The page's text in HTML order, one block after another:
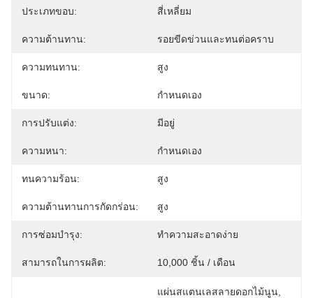
ประเภทขอบ: สี่เหลี่ยม
ความต้านทาน: รอยขีดข่วนและทนต่อคราบ
ความทนทาน: สูง
ขนาด: กำหนดเอง
การปรับแต่ง: มีอยู่
ความหนา: กำหนดเอง
ทนความร้อน: สูง
ความต้านทานการกัดกร่อน: สูง
การซ่อมบำรุง: ทำความสะอาดง่าย
สามารถในการผลิต: 10,000 ชิ้น / เดือน
แผ่นสแตนเลสลายดอกไม้นูน